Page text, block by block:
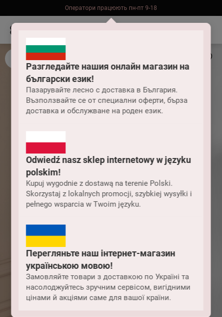
Разгледайте нашия онлайн магазин на
български език!
Пазарувайте лесно с доставка в България.
Възползвайте се от специални оферти, бърза
доставка и обслужване на роден език.
Odwiedź nasz sklep internetowy w języku
polskim!
Kupuj wygodnie z dostawą na terenie Polski.
Skorzystaj z lokalnych promocji, szybkiej wysyłki i
pełnego wsparcia w Twoim języku.
Перегляньте наш інтернет-магазин
українською мовою!
Замовляйте товари з доставкою по Україні та
насолоджуйтесь зручним сервісом, вигідними
цінами й акціями саме для вашої країни.
Оператори працюють пн-пт 9-18
Безкоштовна доставка до складу НП замовлень від 2000 грн